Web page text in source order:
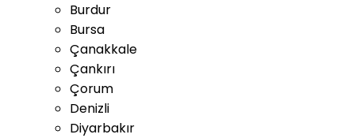
Burdur
Bursa
Çanakkale
Çankırı
Çorum
Denizli
Diyarbakır